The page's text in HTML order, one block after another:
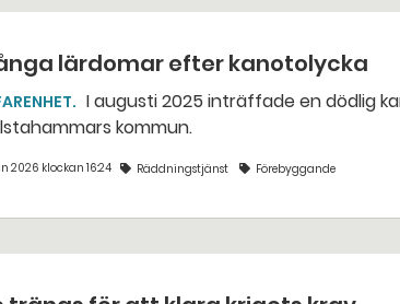
lärdomar efter kanotolycka
kommun.
2026 klockan 16:24 Räddningstjänst Förebyggande